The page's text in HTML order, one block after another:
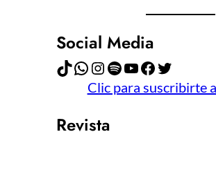
Social Media
TikTok WhatsApp Instagram Spotify YouTube Facebook Twitter
Clic para suscribirte
Revista